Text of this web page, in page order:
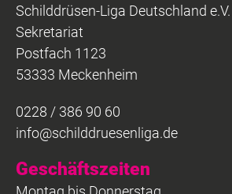
Schilddrüsen-Liga Deutschland e.V.
Sekretariat
Postfach 1123
53333 Meckenheim
0228 / 386 90 60
info@schilddruesenliga.de
Geschäftszeiten